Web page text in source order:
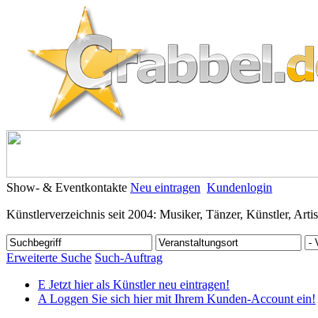
Show- & Eventkontakte Neu eintragen Kundenlogin
Künstlerverzeichnis seit 2004: Musiker, Tänzer, Künstler,
Erweiterte Suche Such-Auftrag
E Jetzt hier als Künstler neu eintragen!
A Loggen Sie sich hier mit Ihrem Kunden-Account ein!